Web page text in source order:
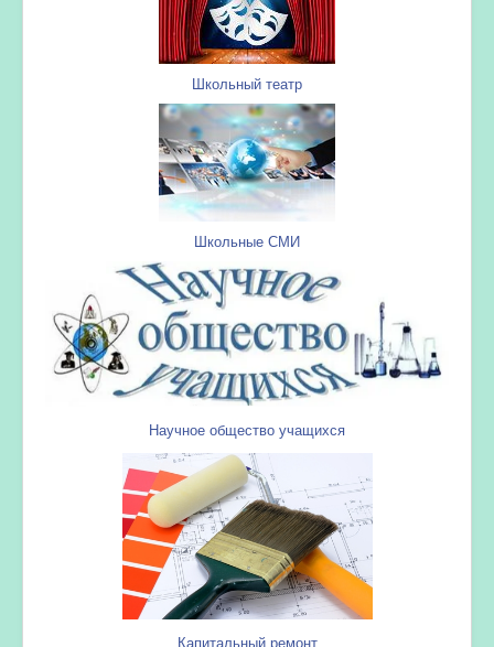
Школьный театр
Школьные СМИ
Научное общество учащихся
Капитальный ремонт